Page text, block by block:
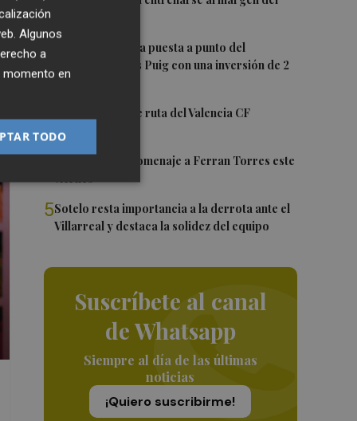
2
València ultima la puesta a punto del
Velódromo Lluís Puig con una inversión de 2
millones
3 La nueva hoja de ruta del Valencia CF
4 Foios rendirá homenaje a Ferran Torres este
viernes
5Sotelo resta importancia a la derrota ante el
Villarreal y destaca la solidez del equipo
Suscríbete al canal
de Whatsapp
Siempre al día de las últimas
noticias
¡Quiero suscribirme!
Algunos
a
momento en
TODO